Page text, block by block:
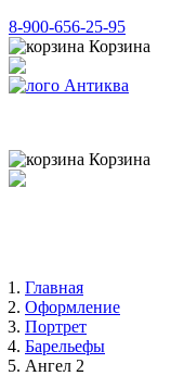
8-900-656-25-95
Корзина
Корзина
Главная
Оформление
Портрет
Барельефы
Ангел 2